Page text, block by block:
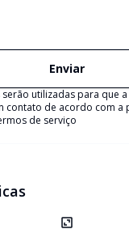
Enviar
utilizadas para que
contato de acordo com a
de serviço